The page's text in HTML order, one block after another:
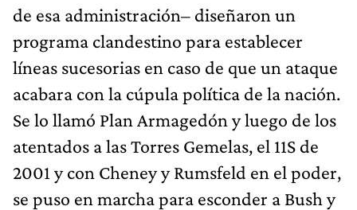
de esa administración– diseñaron un
programa clandestino para establecer
líneas sucesorias en caso de que un ataque
acabara con la cúpula política de la nación.
Se lo llamó Plan Armagedón y luego de los
atentados a las Torres Gemelas, el 11S de
2001 y con Cheney y Rumsfeld en el poder,
se puso en marcha para esconder a Bush y